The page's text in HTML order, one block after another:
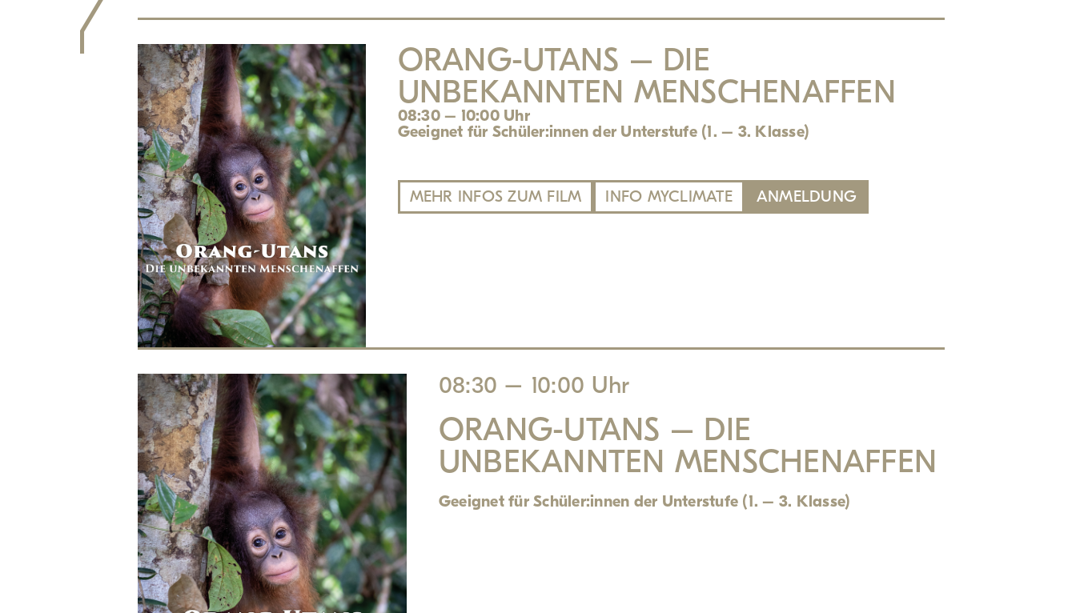
ORANG-UTANS – DIE
UNBEKANNTEN MENSCHENAFFEN
08:30 – 10:00 Uhr
Geeignet für Schüler:innen der Unterstufe (1. – 3. Klasse)
MEHR INFOS ZUM FILM INFO MYCLIMATE ANMELDUNG
08:30 – 10:00 Uhr
ORANG-UTANS – DIE
UNBEKANNTEN MENSCHENAFFEN
Geeignet für Schüler:innen der Unterstufe (1. – 3. Klasse)